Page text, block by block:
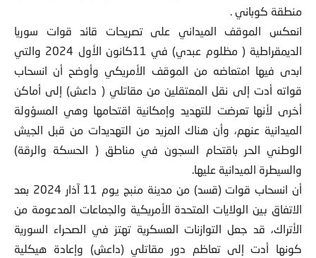
منطقة كوباني .
انعكس الموقف الميداني على تصريحات قائد قوات سوريا
الديمقراطية ( مظلوم عبدي) في 11كانون الأول 2024 والتي
ابدى فيها امتعاضه من الموقف الأمريكي وأوضح أن انسحاب
قواته أدت إلى نقل المعتقلين من مقاتلي ( داعش) إلى أماكن
أخرى لأنها تعرضت للتهديد وإمكانية اقتحامها وهي المسؤولة
الميدانية عنهم، وأن هناك المزيد من التهديدات من قبل الجيش
الوطني الحر باقتحام السجون في مناطق ( الحسكة والرقة)
والسيطرة الميدانية عليها.
أن انسحاب قوات (قسد) من مدينة منبج يوم 11 آذار 2024 بعد
الاتفاق بين الولايات المتحدة الأمريكية والجماعات المدعومة من
الأتراك، قد جعل التوازنات العسكرية تهتز في الصحراء السورية
كونها أدت إلى تعاظم دور مقاتلي (داعش) وإعادة هيكلية